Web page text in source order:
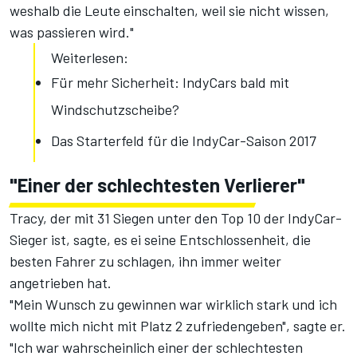
weshalb die Leute einschalten, weil sie nicht wissen,
was passieren wird."
Weiterlesen:
Für mehr Sicherheit: IndyCars bald mit
Windschutzscheibe?
Das Starterfeld für die IndyCar-Saison 2017
"Einer der schlechtesten Verlierer"
Tracy, der mit 31 Siegen unter den Top 10 der IndyCar-
Sieger ist, sagte, es ei seine Entschlossenheit, die
besten Fahrer zu schlagen, ihn immer weiter
angetrieben hat.
"Mein Wunsch zu gewinnen war wirklich stark und ich
wollte mich nicht mit Platz 2 zufriedengeben", sagte er.
"Ich war wahrscheinlich einer der schlechtesten